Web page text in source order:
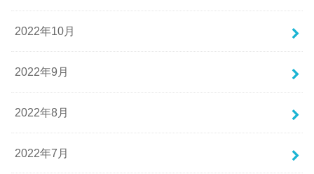
2022年10月
2022年9月
2022年8月
2022年7月